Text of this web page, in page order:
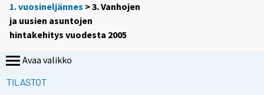
1. vuosineljännes > 3. Vanhojen
ja uusien asuntojen
hintakehitys vuodesta 2005
Avaa valikko
TILASTOT